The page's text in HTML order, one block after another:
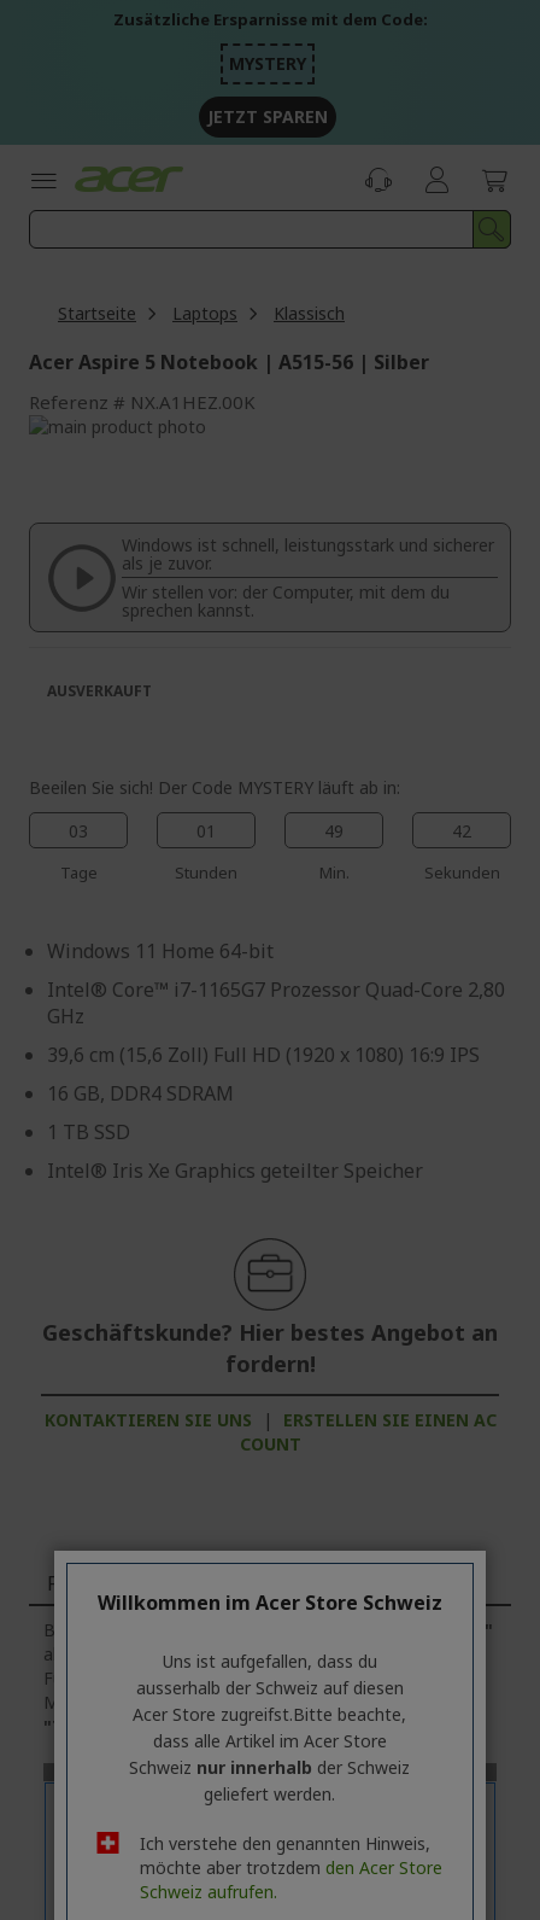
Zusätzliche Ersparnisse mit dem Code:
MYSTERY
JETZT SPAREN
Startseite Laptops Klassisch
Acer Aspire 5 Notebook | A515-56 | Silber
Referenz NX.A1HEZ.00K
Zum
springen
Bildgalerie
springen
Windows ist schnell, leistungsstark und sicherer
als je zuvor.
Wir stellen vor: der Computer, mit dem du
sprechen kannst.
Beeilen Sie sich! Der Code MYSTERY läuft ab in:
03
Tage
01
Stunden
49
Min.
42
Sekunden
Windows 11 Home 64-bit
Intel® Core™ i7-1165G7 Prozessor Quad-Core 2,80
GHz
39,6 cm (15,6 Zoll) Full HD (1920 x 1080) 16:9 IPS
16 GB, DDR4 SDRAM
1 TB SSD
Intel® Iris Xe Graphics geteilter Speicher
Geschäftskunde? Hier bestes Angebot an
fordern!
KONTAKTIEREN SIE UNS |
ERSTELLEN SIE EINEN AC
COUNT
AUSVERKAUFT
Funktionen
Bitte beachten Sie, dass die Registerkarte
"Funktionen"
allgemeine Informationen über die Produktserie enthält.
Für die genauen technischen Daten des ausgewählten
Modells
klickenSie bitte auf die Registerkarte
"Technische Daten"
Willkommen im Acer Store Schweiz
Uns ist aufgefallen, dass du
ausserhalb ​der Schweiz auf diesen
Acer Store zugreifst.​Bitte beachte,
dass alle Artikel im Acer Store
Schweiz nur innerhalb der Schweiz
geliefert werden.
Ich verstehe den genannten Hinweis,
möchte aber trotzdem den Acer Store
Schweiz aufrufen.